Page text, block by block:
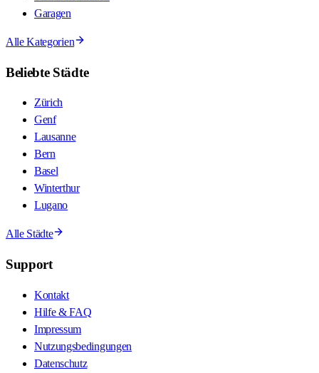
Garagen
Alle Kategorien
Beliebte Städte
Zürich
Genf
Lausanne
Bern
Basel
Winterthur
Lugano
Alle Städte
Support
Kontakt
Hilfe & FAQ
Impressum
Nutzungsbedingungen
Datenschutz